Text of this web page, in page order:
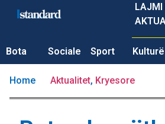
LAJMI
Bota Sociale Sport Kulturë
Home Aktualitet, Kryesore